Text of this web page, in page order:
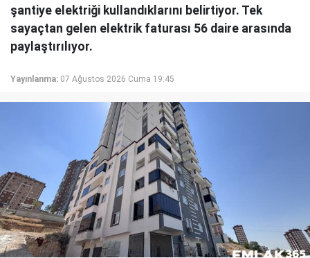
şantiye elektriği kullandıklarını belirtiyor. Tek
sayaçtan gelen elektrik faturası 56 daire arasında
paylaştırılıyor.
Yayınlanma: 07 Ağustos 2026 Cuma 19:45